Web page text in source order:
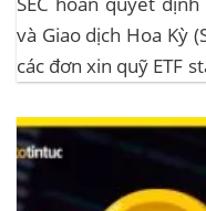
và Giao dịch Hoa Kỳ
các đơn xin quỹ ETF
10/2025 để thu thập